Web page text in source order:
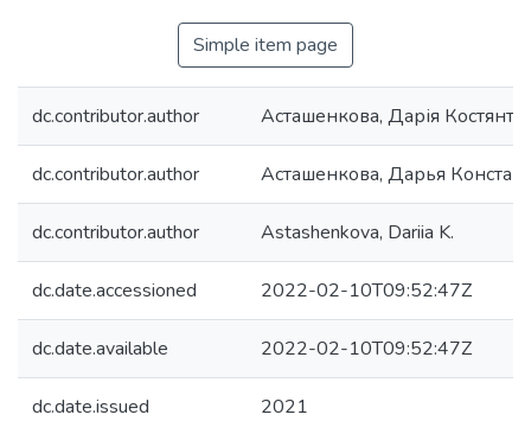
Simple item page
dc.contributor.author Асташенкова, Дарія
dc.contributor.author Асташенкова, Дарья
dc.contributor.author Astashenkova, Dariia K.
dc.date.accessioned 2022-02-10T09:52:47Z
dc.date.available 2022-02-10T09:52:47Z
dc.date.issued 2021